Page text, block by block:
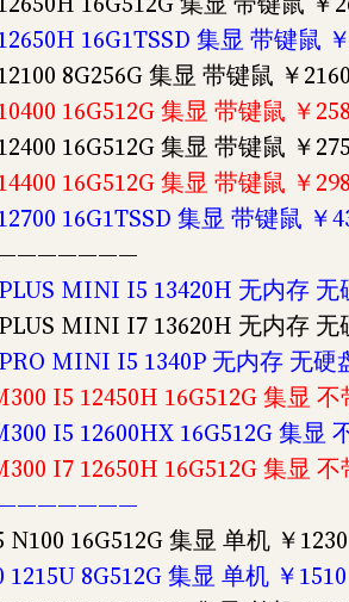
16G1TSSD 集显 带键鼠
8G256G 集显 带键鼠 ￥2160
16G512G 集显 带键鼠 ￥
16G512G 集显 带键鼠 ￥
16G512G 集显 带键鼠 ￥
16G1TSSD 集显 带键鼠 ￥
MINI I5 13420H 无内存 无
MINI I7 13620H 无内存 无
MINI I5 1340P 无内存 无硬
I5 12450H 16G512G 集显
I5 12600HX 16G512G 集显
I7 12650H 16G512G 集显
16G512G 集显 单机 ￥1230
8G512G 集显 单机 ￥1510